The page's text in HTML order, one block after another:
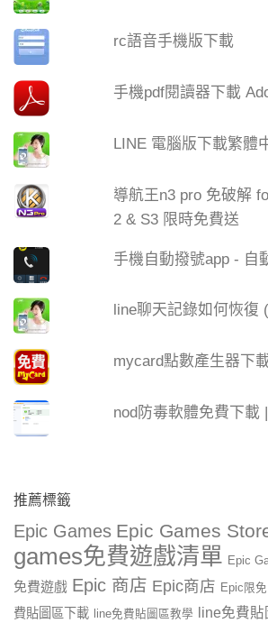
rc語音手機版下載
手機pdf閱讀器下載
LINE 電腦版下載繁體
導航王n3 pro 免破解
2 & S3 限時免費送
手機自動撥號app - 自
line聊天記錄如何恢復
mycard點數產生器下
nod防毒軟體免費下載
推薦標籤
Epic Games Epic Games
games免費遊戲清單 Epic
免費遊戲 Epic 商店 Epic商店 Epic限免
費貼圖區下載
line免費貼圖區教學 line免費